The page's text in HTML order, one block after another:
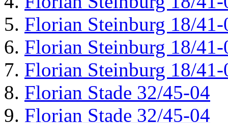
Florian Steinburg 18/41-
Florian Steinburg 18/41-
Florian Steinburg 18/41-
Florian Stade 32/45-04
Florian Stade 32/45-04